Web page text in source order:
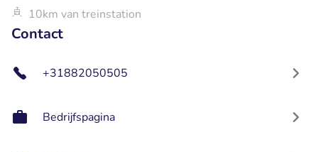
10km van treinstation
Contact
+31882050505
Bedrijfspagina